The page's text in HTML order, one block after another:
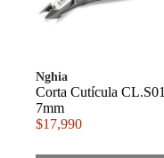
Nghia
Corta Cutícula CL.S01
7mm
$17,990